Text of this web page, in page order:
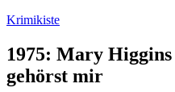
Zum
springen
Krimikiste
1975: Mary
gehörst mir